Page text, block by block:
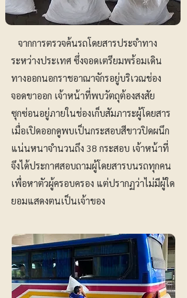
จากการตรวจค้นรถโดยสารประจำทาง
ระหว่างประเทศ ซึ่งจอดเตรียมพร้อมเดิน
ทางออกนอกราชอาณาจักรอยู่บริเวณช่อง
จอดขาออก เจ้าหน้าที่พบวัตถุต้องสงสัย
ซุกซ่อนอยู่ภายในช่องเก็บสัมภาระผู้โดยสาร
เมื่อเปิดออกดูพบเป็นกระสอบสีขาวปิดผนึก
แน่นหนาจำนวนถึง 38 กระสอบ เจ้าหน้าที่
จึงได้ประกาศสอบถามผู้โดยสารบนรถทุกคน
เพื่อหาตัวผู้ครอบครอง แต่ปรากฏว่าไม่มีผู้ใด
ยอมแสดงตนเป็นเจ้าของ